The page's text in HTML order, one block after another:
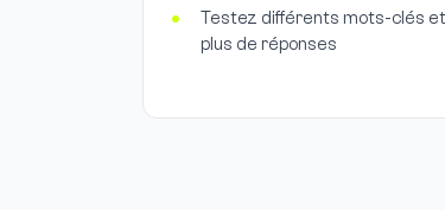
Testez différents mots-clés
plus de réponses